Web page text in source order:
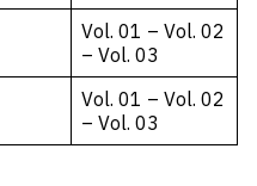
Vol. 01 – Vol. 02
– Vol. 03
Vol. 01 – Vol. 02
– Vol. 03